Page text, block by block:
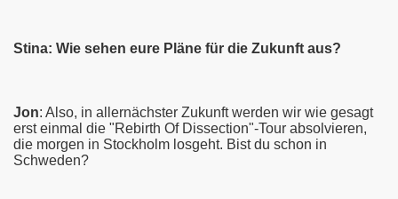
Stina: Wie sehen eure Pläne für die Zukunft aus?
Jon: Also, in allernächster Zukunft werden wir wie gesagt
erst einmal die "Rebirth Of Dissection"-Tour absolvieren,
die morgen in Stockholm losgeht. Bist du schon in
Schweden?